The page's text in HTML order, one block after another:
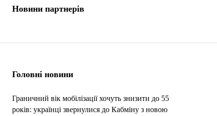
Головні новини
Граничний вік мобілізації хочуть знизити до 55
років: українці звернулися до Кабміну з новою
Новини партнерів